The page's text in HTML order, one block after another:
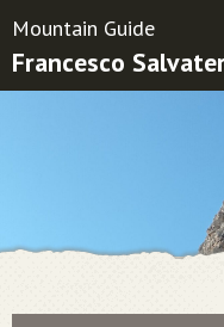
Mountain Guide
Francesco